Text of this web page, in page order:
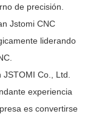
de precisión.
Jstomi CNC
liderando
Co., Ltd.
experiencia
es convertirse